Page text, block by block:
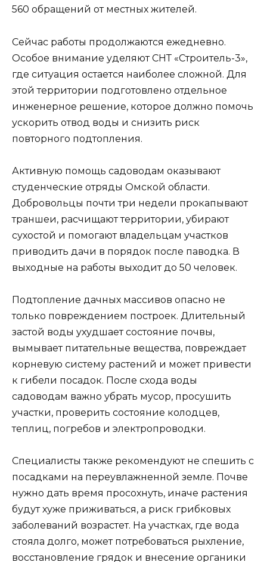
560 обращений от местных жителей.
Сейчас работы продолжаются ежедневно.
Особое внимание уделяют СНТ «Строитель-3»,
где ситуация остается наиболее сложной. Для
этой территории подготовлено отдельное
инженерное решение, которое должно помочь
ускорить отвод воды и снизить риск
повторного подтопления.
Активную помощь садоводам оказывают
студенческие отряды Омской области.
Добровольцы почти три недели прокапывают
траншеи, расчищают территории, убирают
сухостой и помогают владельцам участков
приводить дачи в порядок после паводка. В
выходные на работы выходит до 50 человек.
Подтопление дачных массивов опасно не
только повреждением построек. Длительный
застой воды ухудшает состояние почвы,
вымывает питательные вещества, повреждает
корневую систему растений и может привести
к гибели посадок. После схода воды
садоводам важно убрать мусор, просушить
участки, проверить состояние колодцев,
теплиц, погребов и электропроводки.
Специалисты также рекомендуют не спешить с
посадками на переувлажненной земле. Почве
нужно дать время просохнуть, иначе растения
будут хуже приживаться, а риск грибковых
заболеваний возрастет. На участках, где вода
стояла долго, может потребоваться рыхление,
восстановление грядок и внесение органики